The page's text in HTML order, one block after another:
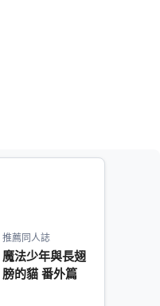
推薦同人誌
魔法少年與長翅
膀的貓 番外篇